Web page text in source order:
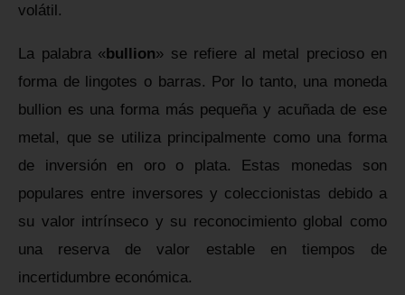
volátil.
La palabra «bullion» se refiere al metal precioso en
forma de lingotes o barras. Por lo tanto, una moneda
bullion es una forma más pequeña y acuñada de ese
metal, que se utiliza principalmente como una forma
de inversión en oro o plata. Estas monedas son
populares entre inversores y coleccionistas debido a
su valor intrínseco y su reconocimiento global como
una reserva de valor estable en tiempos de
incertidumbre económica.